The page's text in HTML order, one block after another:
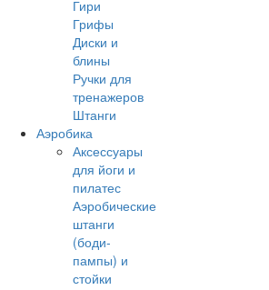
Гири
Грифы
Диски и
блины
Ручки для
тренажеров
Штанги
Аэробика
Аксессуары
для йоги и
пилатес
Аэробические
штанги
(боди-
пампы) и
стойки